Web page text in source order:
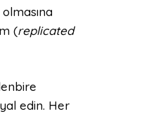
(replicated
edin. Her